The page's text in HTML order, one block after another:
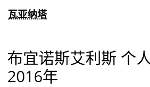
瓦亚纳塔
布宜诺斯艾利斯 个
2016年